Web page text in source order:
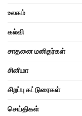
உலகம்
கல்வி
சாதனை மனிதர்கள்
சினிமா
சிறப்பு கட்டுரைகள்
செய்திகள்